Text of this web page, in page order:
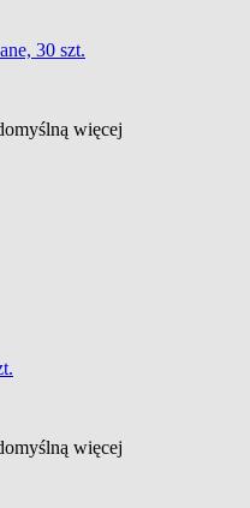
30 szt.
więcej
więcej